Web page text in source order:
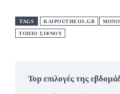
TAGS KAIPOUTHEOS.GR
ΤΟΠΙΟ ΣΙΦΝΟΥ
Top επιλογές της